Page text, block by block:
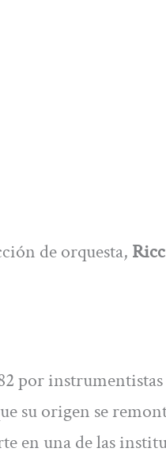
de orquesta,
por instrumentistas
su origen se
en una de las